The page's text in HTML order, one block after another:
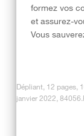
formez vos
et assurez-
Vous
Dépliant, 12 pages,
janvier 2022,